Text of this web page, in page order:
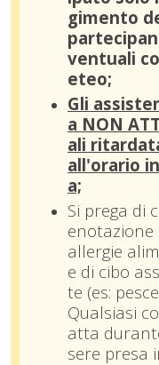
gimento
ventuali
eteo;
Gli
a NON
ali
all'orario
a;
Si prega di
allergie
e di cibo
te (es:
Qualsiasi
atta
sere presa